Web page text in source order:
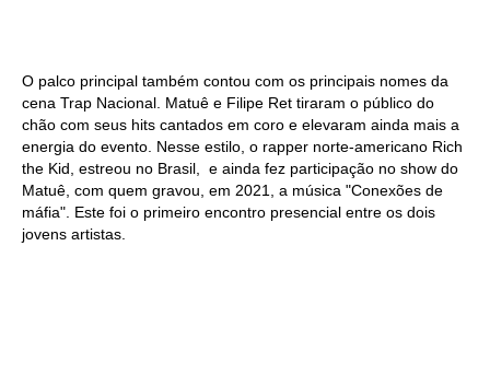
O palco principal também contou com os principais nomes da
cena Trap Nacional. Matuê e Filipe Ret tiraram o público do
chão com seus hits cantados em coro e elevaram ainda mais a
energia do evento. Nesse estilo, o rapper norte-americano Rich
the Kid, estreou no Brasil, e ainda fez participação no show do
Matuê, com quem gravou, em 2021, a música "Conexões de
máfia". Este foi o primeiro encontro presencial entre os dois
jovens artistas.